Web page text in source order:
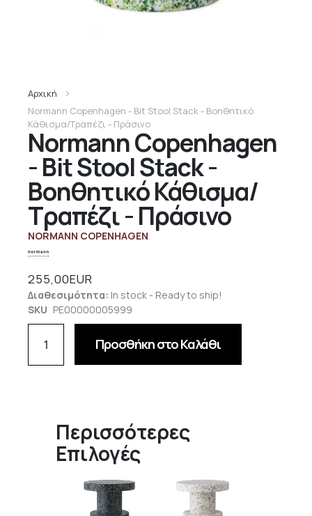
Normann Copenhagen
- Bit Stool Stack -
Βοηθητικό Κάθισμα/
Τραπέζι - Πράσινο
NORMANN COPENHAGEN
Αρχική
Normann Copenhagen - Bit Stool Stack - Βοηθητικό
Κάθισμα/Τραπέζι - Πράσινο
Διαθεσιμότητα: In stock - Ready to ship!
SKU PE00000005999
255,00EUR
Προσθήκη στο Καλάθι
Περισσότερες
Επιλογές